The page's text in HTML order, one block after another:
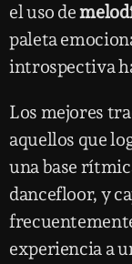
el uso de
paleta
introspectiva
Los mejores
aquellos que
una base
dancefloor, y
experiencia a